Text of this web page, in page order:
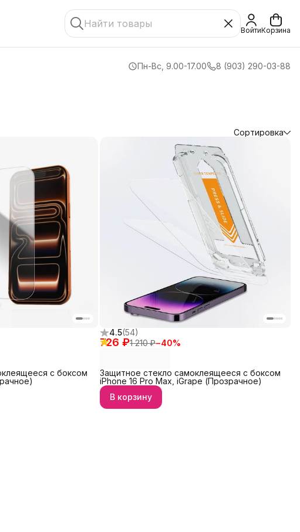
ВойтиКорзина
Пн-Вс, 9.00-17.00 8 (903) 290-03-88
Сортировка
с боксом
4.5(54)
726 ₽1 210 ₽−40%
Защитное стекло самоклеящееся с боксом
iPhone 16 Pro Max, iGrape (Прозрачное)
В корзину